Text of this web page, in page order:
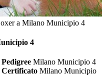
a Milano Municipio 4
4
Milano Municipio 4
Certificato Milano Municipio